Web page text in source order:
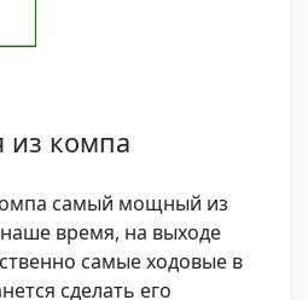
из компа
самый мощный из
время, на выходе
самые ходовые в
сделать его